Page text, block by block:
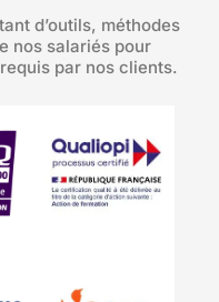
d’outils, méthodes
nos salariés pour
par nos clients.